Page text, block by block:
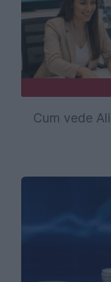
Cum vede